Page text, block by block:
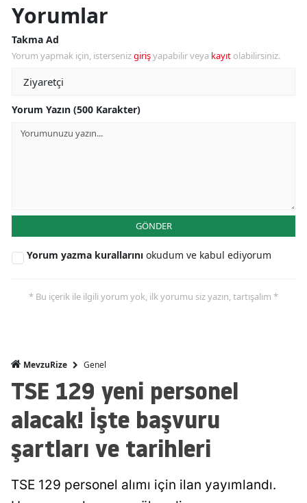
Yorumlar
Takma Ad
Yorum yapmak için, istersenizgirişyapabilir veya kayıt olabilirsiniz.
Yorum Yazın (500 Karakter)
GÖNDER
Yorum yazma kurallarını okudum ve kabul ediyorum
* Bu içerik ile ilgili yorum yok, ilk yorumu siz yazın, tartışalım *
MevzuRize Genel
TSE 129 yeni personel
alacak! İşte başvuru
şartları ve tarihleri
TSE 129 personel alımı için ilan yayımlandı.